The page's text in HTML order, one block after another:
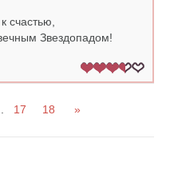
счастью,
Звездопадом!
17 18 »